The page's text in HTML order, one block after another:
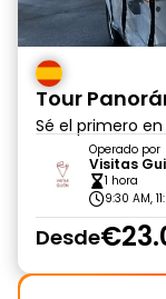
Tour
Sé el primero
Operado por
Visitas
1 hora
9:30 AM,
Desde